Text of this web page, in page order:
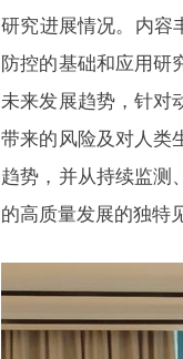
研究进展情况。内容
防控的基础和应用研
未来发展趋势，针对
带来的风险及对人类
趋势，并从持续监测
的高质量发展的独特